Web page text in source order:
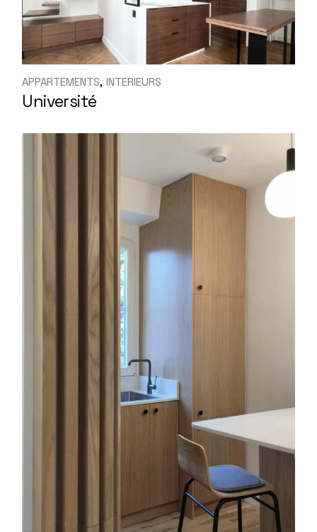
APPARTEMENTS INTERIEURS
Université